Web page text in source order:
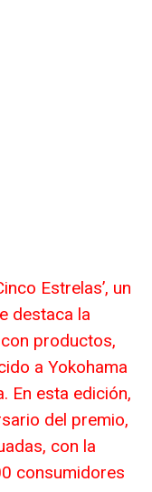
Estrelas’, un
destaca la
productos,
a Yokohama
En esta edición,
del premio,
con la
consumidores